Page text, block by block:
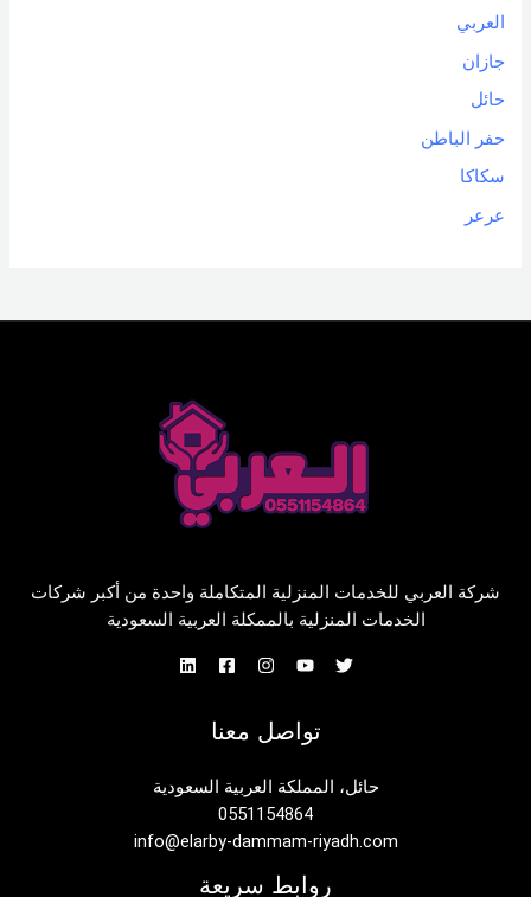
العربي
جازان
حائل
حفر الباطن
سكاكا
عرعر
شركة العربي للخدمات المنزلية المتكاملة واحدة من أكبر شركات
الخدمات المنزلية بالممكلة العربية السعودية
تواصل معنا
حائل، المملكة العربية السعودية
0551154864
info@elarby-dammam-riyadh.com
روابط سريعة